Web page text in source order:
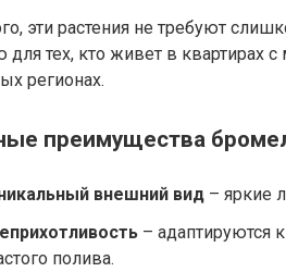
эти растения не требуют
для тех, кто живет в квартирах
регионах.
преимущества
внешний вид – яркие
– адаптируются
полива.